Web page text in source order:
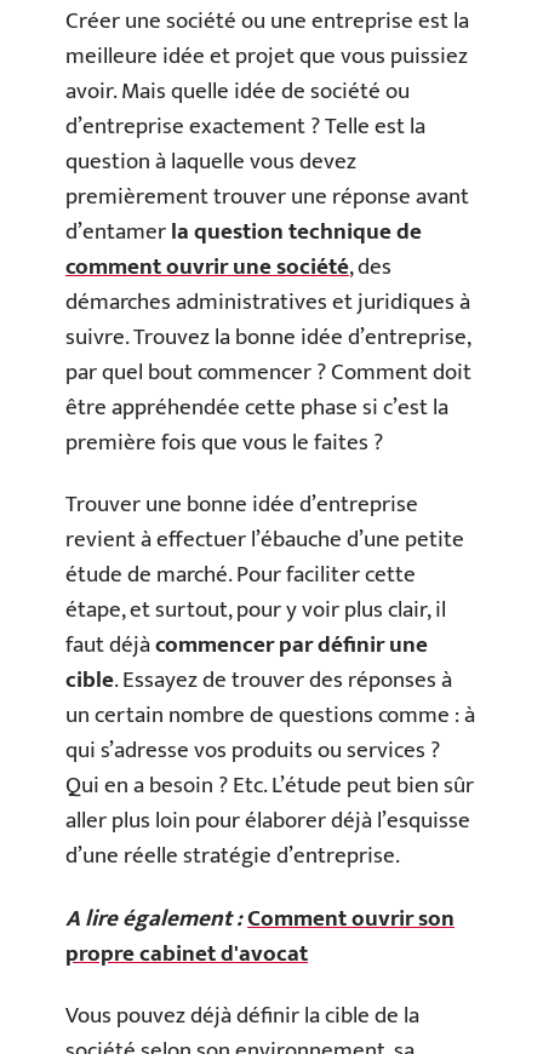
Créer une société ou une entreprise est la
meilleure idée et projet que vous puissiez
avoir. Mais quelle idée de société ou
d’entreprise exactement ? Telle est la
question à laquelle vous devez
premièrement trouver une réponse avant
d’entamerla question technique de
comment ouvrir une société, des
démarches administratives et juridiques à
suivre. Trouvez la bonne idée d’entreprise,
par quel bout commencer ? Comment doit
être appréhendée cette phase si c’est la
première fois que vous le faites ?
Trouver une bonne idée d’entreprise
revient à effectuer l’ébauche d’une petite
étude de marché. Pour faciliter cette
étape, et surtout, pour y voir plus clair, il
faut déjàcommencer par définir une
cible. Essayez de trouver des réponses à
un certain nombre de questions comme : à
qui s’adresse vos produits ou services ?
Qui en a besoin ? Etc. L’étude peut bien sûr
aller plus loin pour élaborer déjà l’esquisse
d’une réelle stratégie d’entreprise.
A lire également :Comment ouvrir son
propre cabinet d'avocat
Vous pouvez déjà définir la cible de la